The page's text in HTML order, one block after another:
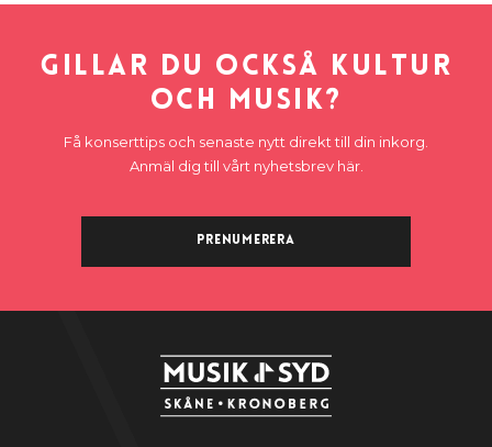
Gillar du också kultur
och musik?
Få konserttips och senaste nytt direkt till din inkorg.
Anmäl dig till vårt nyhetsbrev här.
Prenumerera